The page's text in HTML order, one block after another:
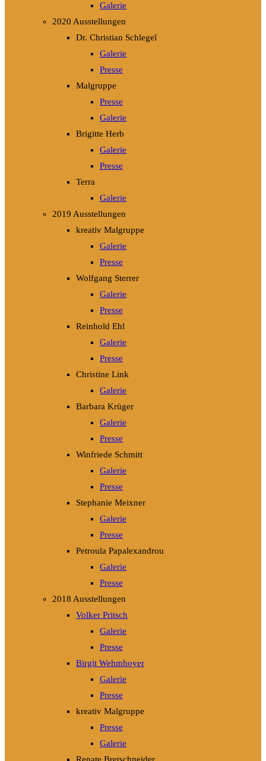
Galerie
2020 Ausstellungen
Dr. Christian Schlegel
Galerie
Presse
Malgruppe
Presse
Galerie
Brigitte Herb
Galerie
Presse
Terra
Galerie
2019 Ausstellungen
kreativ Malgruppe
Galerie
Presse
Wolfgang Sterrer
Galerie
Presse
Reinhold Ehl
Galerie
Presse
Christine Link
Galerie
Barbara Krüger
Galerie
Presse
Winfriede Schmitt
Galerie
Presse
Stephanie Meixner
Galerie
Presse
Petroula Papalexandrou
Galerie
Presse
2018 Ausstellungen
Volker Pritsch
Galerie
Presse
Birgit Wehmhoyer
Galerie
Presse
kreativ Malgruppe
Presse
Galerie